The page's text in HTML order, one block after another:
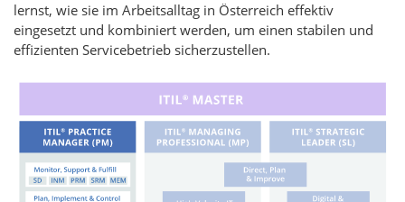
lernst, wie sie im Arbeitsalltag in Österreich effektiv
eingesetzt und kombiniert werden, um einen stabilen und
effizienten Servicebetrieb sicherzustellen.